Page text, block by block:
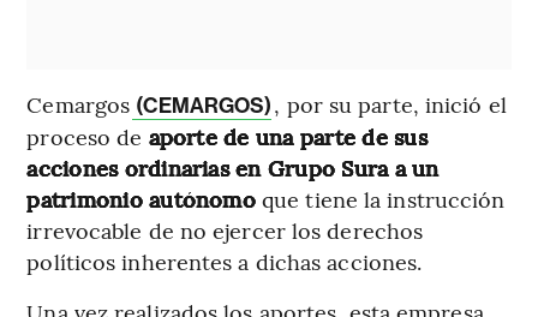
Cemargos (CEMARGOS), por su parte, inició el
proceso de aporte de una parte de sus
acciones ordinarias en Grupo Sura a un
patrimonio autónomoque tiene la instrucción
irrevocable de no ejercer los derechos
políticos inherentes a dichas acciones.